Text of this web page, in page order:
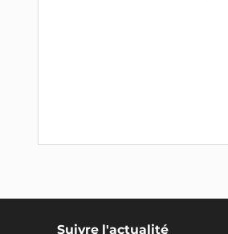
Suivre l'actualité